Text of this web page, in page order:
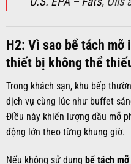
H2: Vì sao bể tách mỡ
thiết bị không thể
Trong khách sạn, khu bếp
dịch vụ cùng lúc như buffet
Điều này khiến lượng dầu mỡ
động lớn theo từng khung giờ.
Nếu không sử dụng bể tách